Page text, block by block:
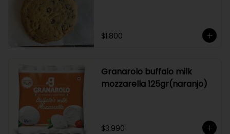
$1.800
Granarolo buffalo milk
mozzarella 125gr(naranjo)
$3.990